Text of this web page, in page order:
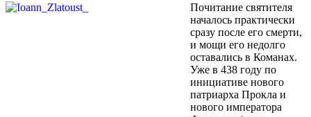
Почитание святителя
началось практически
сразу после его смерти,
и мощи его недолго
оставались в Команах.
Уже в 438 году по
инициативе нового
патриарха Прокла и
нового императора